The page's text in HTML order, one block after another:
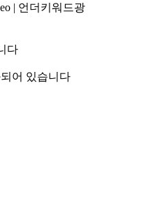
| 언더키워드광
다
어 있습니다